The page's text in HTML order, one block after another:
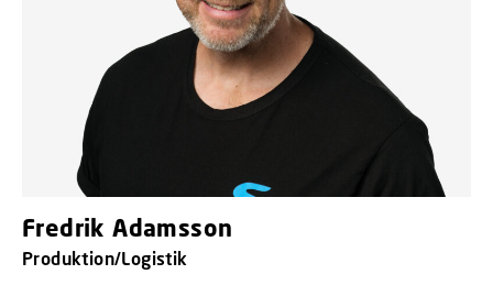
Fredrik Adamsson
Produktion/Logistik